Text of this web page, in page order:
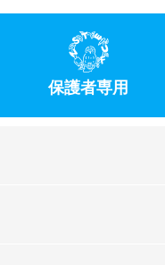
保護者専用